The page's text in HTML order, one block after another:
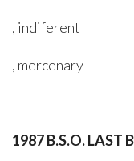
, indiferent
, mercenary
1987 B.S.O. LAST